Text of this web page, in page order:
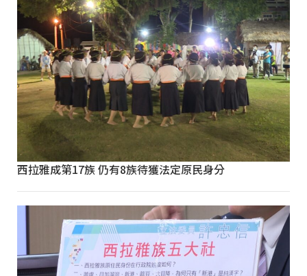
西拉雅成第17族 仍有8族待獲法定原民身分